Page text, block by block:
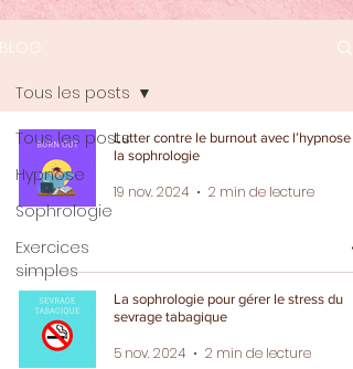
BLOG
Tous les posts
Hypnose
Sophrologie
Exercices
simples
Tous les posts
Lutter contre le burnout avec l’hypnose
la sophrologie
19 nov. 2024 2 min de lecture
La sophrologie pour gérer le stress du
sevrage tabagique
5 nov. 2024 2 min de lecture